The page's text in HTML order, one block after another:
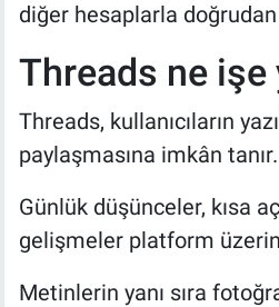
diğer hesaplarla
Threads ne işe
Threads, kullanıcıların
paylaşmasına imkân tanır.
Günlük düşünceler, kısa
gelişmeler platform
Metinlerin yanı sıra